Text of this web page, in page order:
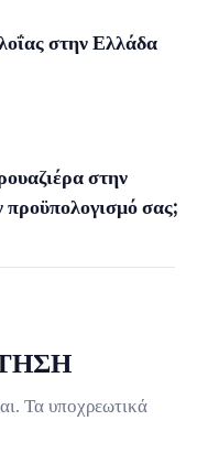
στην Ελλάδα
στην
προϋπολογισμό σας;
Τα υποχρεωτικά